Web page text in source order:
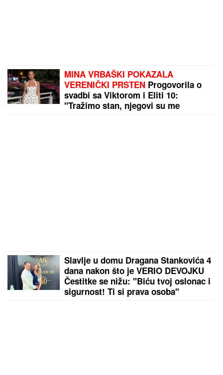
MINA VRBAŠKI POKAZALA
VERENIČKI PRSTEN Progovorila o
svadbi sa Viktorom i Eliti 10:
"Tražimo stan, njegovi su me
Slavlje u domu Dragana Stankovića 4
dana nakon što je VERIO DEVOJKU
Čestitke se nižu: "Biću tvoj oslonac i
sigurnost! Ti si prava osoba"